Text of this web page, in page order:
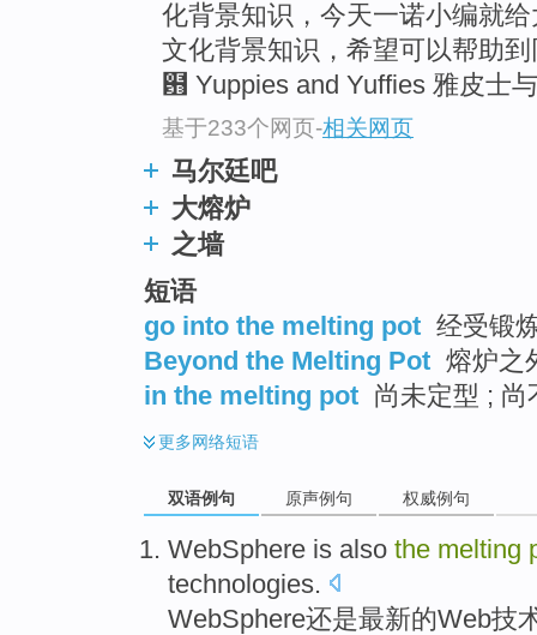
化背景知识，今天一诺小编就
文化背景知识，希望可以帮助
฻ Yuppies and Yuffies 雅皮士
基于233个网页-相关网页
马尔廷吧
大熔炉
之墙
短语
go into the melting pot 经受锻
Beyond the Melting Pot 熔炉之
in the melting pot 尚未定型 ; 尚
更多网络短语
双语例句 原声例句 权威例句
WebSphere is also the melting
technologies.
WebSphere还是最新的Web技